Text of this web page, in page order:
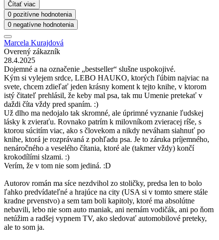
Čítať viac
0 pozitívne hodnotenia
0 negatívne hodnotenia
Marcela Kurajdová
Overený zákazník
28.4.2025
Dojemné a na označenie „bestseller“ slušne uspokojivé.
Kým si vylejem srdce, LEBO HAUKO, ktorých ľúbim najviac na
svete, chcem zdieľať jeden krásny koment k tejto knihe, v ktorom
istý čitateľ prehlásil, že keby mal psa, tak mu Umenie pretekať v
daždi číta vždy pred spaním. :)
Už dlho ma nedojalo tak skromné, ale úprimné vyznanie ľudskej
lásky k zvieraťu. Rovnako patrím k milovníkom zvieracej ríše, s
ktorou súcitím viac, ako s človekom a nikdy neváham siahnuť po
knihe, ktorá je rozprávaná z pohľadu psa. Je to záruka príjemného,
nenáročného a veselého čítania, ktoré ale (takmer vždy) končí
krokodílími slzami. :)
Verím, že v tom nie som jediná. :D
Autorov román ma síce nezdvihol zo stoličky, predsa len to bolo
ľahko predvídateľné a hrajúce na city (USA si v tomto smere stále
kradne prvenstvo) a sem tam boli kapitoly, ktoré ma absolútne
nebavili, lebo nie som auto maniak, ani nemám vodičák, ani po ňom
netúžim a radšej vypnem TV, ako sledovať automobilové preteky,
ale to som ja.